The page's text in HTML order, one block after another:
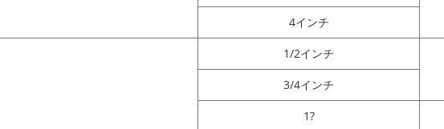
4インチ
1/2インチ
3/4インチ
1?